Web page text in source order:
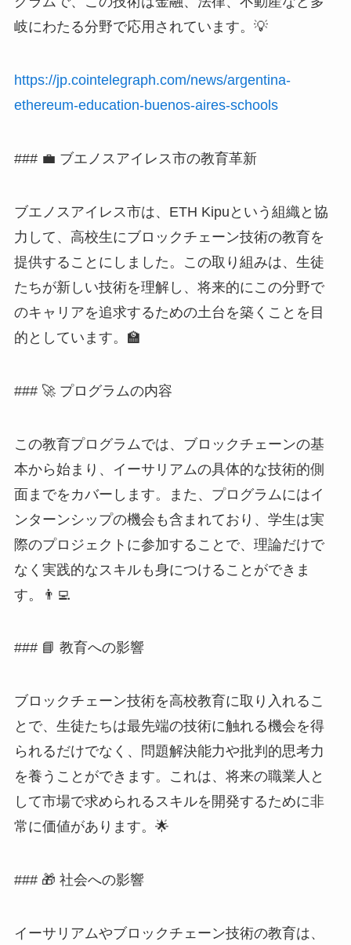
岐にわたる分野で応用されています。💡
https://jp.cointelegraph.com/news/argentina-
ethereum-education-buenos-aires-schools
### 💼 ブエノスアイレス市の教育革新
ブエノスアイレス市は、ETH Kipuという組織と協
力して、高校生にブロックチェーン技術の教育を
提供することにしました。この取り組みは、生徒
たちが新しい技術を理解し、将来的にこの分野で
のキャリアを追求するための土台を築くことを目
的としています。🏫
### 🚀 プログラムの内容
この教育プログラムでは、ブロックチェーンの基
本から始まり、イーサリアムの具体的な技術的側
面までをカバーします。また、プログラムにはイ
ンターンシップの機会も含まれており、学生は実
際のプロジェクトに参加することで、理論だけで
なく実践的なスキルも身につけることができま
す。👨‍💻
### 📘 教育への影響
ブロックチェーン技術を高校教育に取り入れるこ
とで、生徒たちは最先端の技術に触れる機会を得
られるだけでなく、問題解決能力や批判的思考力
を養うことができます。これは、将来の職業人と
して市場で求められるスキルを開発するために非
常に価値があります。🌟
### 🎁 社会への影響
イーサリアムやブロックチェーン技術の教育は、